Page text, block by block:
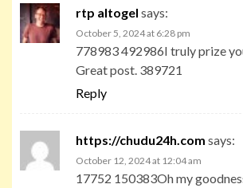
rtp altogel says:
October 5, 2024 at 6:28 pm
778983 492986I truly prize
Great post. 389721
Reply
https://chudu24h.com says:
October 12, 2024 at 12:04 am
17752 150383Oh my